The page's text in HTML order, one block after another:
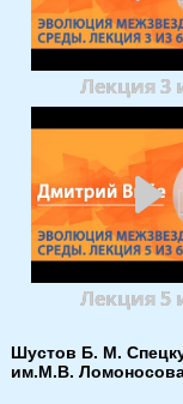
Лекция 3
Лекция 5
Шустов Б. М.
им.М.В.